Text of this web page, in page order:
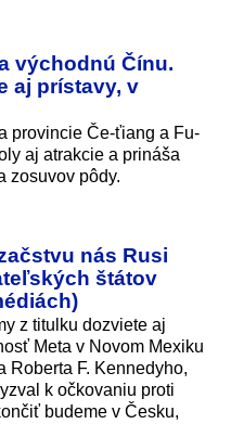
východnú Čínu.
aj prístavy, v
provincie Če-ťiang a Fu-
aj atrakcie a prináša
zosuvov pôdy.
nás Rusi
štátov
z titulku dozviete aj
Meta v Novom Mexiku
Roberta F. Kennedyho,
k očkovaniu proti
budeme v Česku,